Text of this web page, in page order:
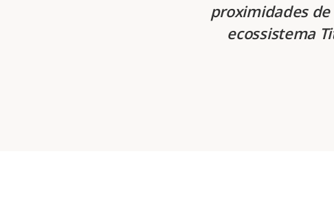
proximidades
ecossistema